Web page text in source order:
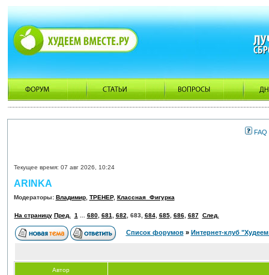
FAQ
Текущее время: 07 авг 2026, 10:24
ARINKA
Модераторы: Владимир, ТРЕНЕР, Классная_Фигурка
На страницу Пред. 1 680, 681 682 683, 684, 685, 686, 687 След.
Список форумов» Интернет-клуб
Автор